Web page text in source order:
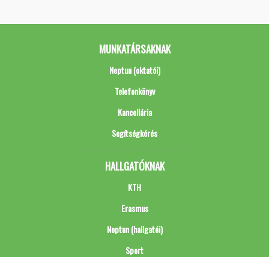
MUNKATÁRSAKNAK
Neptun (oktatói)
Telefonkönyv
Kancellária
Segítségkérés
HALLGATÓKNAK
KTH
Erasmus
Neptun (hallgatói)
Sport